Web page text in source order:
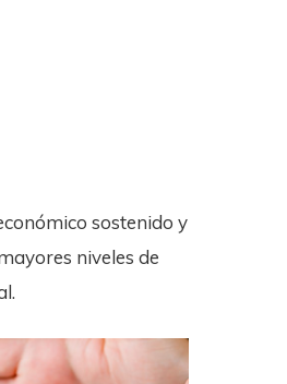
sostenido y
niveles de